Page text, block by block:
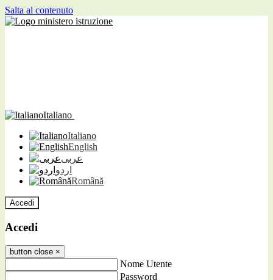
Salta al contenuto
Italiano
Italiano
English
عربى
اردو
Română
Accedi
Accedi
button close ×
Nome Utente
Password